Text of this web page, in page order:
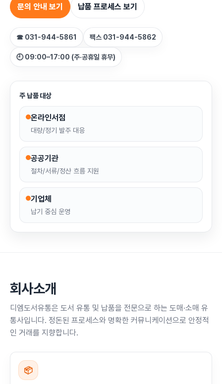
문의 안내 보기 납품 프로세스 보기
☎ 031-944-5861 팩스 031-944-5862
🕘 09:00–17:00 (주·공휴일 휴무)
주 납품 대상
온라인서점
대량/정기 발주 대응
공공기관
절차/서류/정산 흐름 지원
기업체
납기 중심 운영
회사소개
디엠도서유통은 도서 유통 및 납품을 전문으로 하는 도매·소매 유
통사입니다. 정돈된 프로세스와 명확한 커뮤니케이션으로 안정적
인 거래를 지향합니다.
📦